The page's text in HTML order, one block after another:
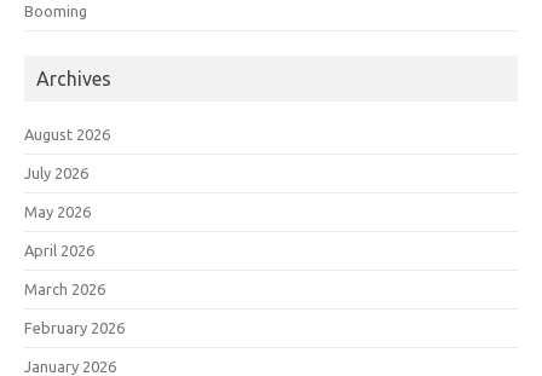
Booming
Archives
August 2026
July 2026
May 2026
April 2026
March 2026
February 2026
January 2026